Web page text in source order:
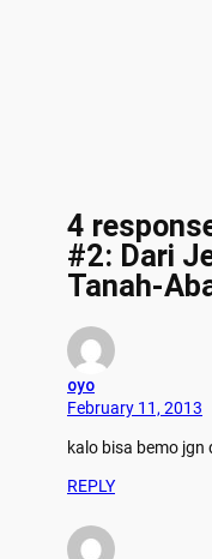
4
#2: Dari
Tanah-
oyo
February 11, 2013
kalo bisa bemo jgn
REPLY